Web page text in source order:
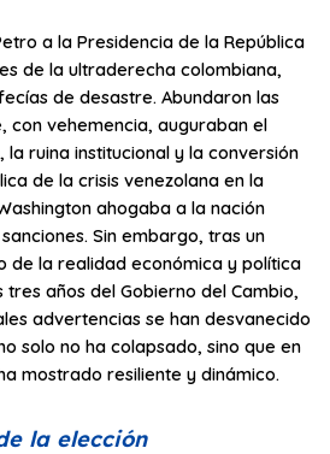
a la Presidencia de la República
de la ultraderecha colombiana,
de desastre. Abundaron las
con vehemencia, auguraban el
ruina institucional y la conversión
de la crisis venezolana en la
ahogaba a la nación
Sin embargo, tras un
de la realidad económica y política
años del Gobierno del Cambio,
advertencias se han desvanecido
solo no ha colapsado, sino que en
mostrado resiliente y dinámico.
la elección